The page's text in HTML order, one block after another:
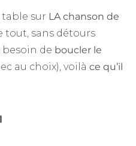
table sur LA chanson de
tout, sans détours
besoin de boucler le
au choix), voilà ce qu’il